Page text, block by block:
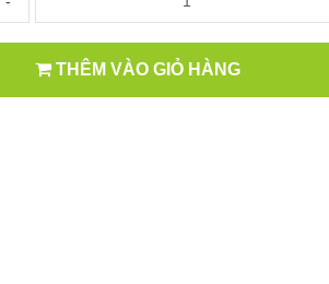
THÊM VÀO GIỎ HÀNG